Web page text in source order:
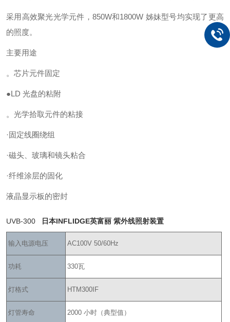
采用高效聚光光学元件，850W和1800W 姊妹型号均实现了更高
的照度。
主要用途
。芯片元件固定
●LD 光盘的粘附
。光学拾取元件的粘接
·固定线圈绕组
·磁头、玻璃和镜头粘合
·纤维涂层的固化
液晶显示板的密封
UVB-300 日本INFLIDGE英富丽 紫外线照射装置
输入电源电压 AC100V 50/60Hz
功耗 330瓦
灯格式 HTM300IF
灯管寿命 2000 小时（典型值）